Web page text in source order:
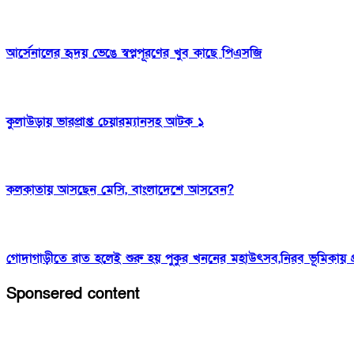
আর্সেনালের হৃদয় ভেঙে স্বপ্নপূরণের খুব কাছে পিএসজি
কুলাউড়ায় ভারপ্রাপ্ত চেয়ারম্যানসহ আটক ১
কলকাতায় আসছেন মেসি, বাংলাদেশে আসবেন?
গোদাগাড়ীতে রাত হলেই শুরু হয় পুকুর খননের মহাউৎসব,নিরব ভূমিকায়
Sponsered content